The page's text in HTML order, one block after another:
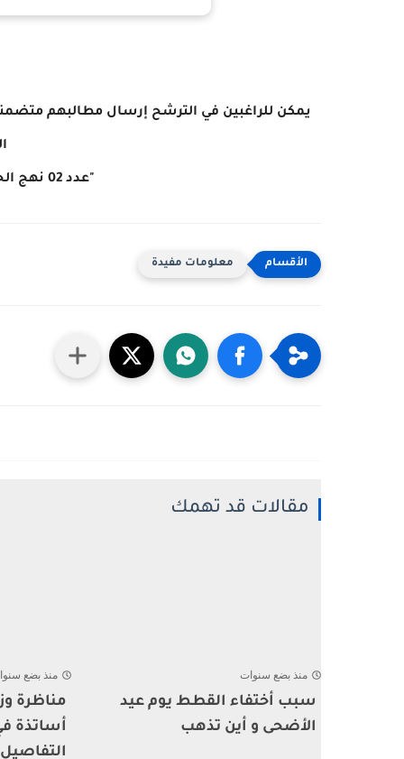
يمكن للراغبين في الترشح إرسالمطالبهم
"عدد 02 نهج الحرف الشرقية 2 - 2035 أريانة"
معلومات مفيدة
مقالات قد تهمك
منذ بضع سنوات
سبب أختفاء القطط يوم عيد
الأضحى و أين تذهب
منذ بضع
مناظرة
أساتذة